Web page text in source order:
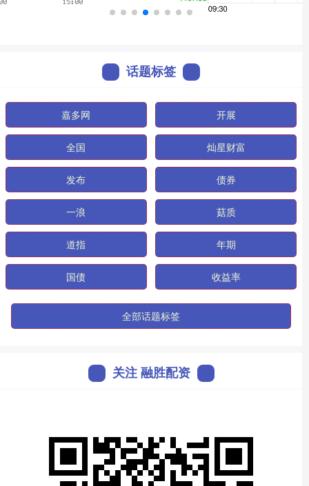
话题标签
嘉多网 开展
全国 灿星财富
发布 债券
一浪 菇质
道指 年期
国债 收益率
全部话题标签
关注 融胜配资